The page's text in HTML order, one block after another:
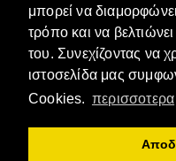
μπορεί να
τρόπο και να
του. Συνεχίζοντας να
ιστοσελίδα μας
Cookies. περισσοτερα
Πολιτική Cookies &